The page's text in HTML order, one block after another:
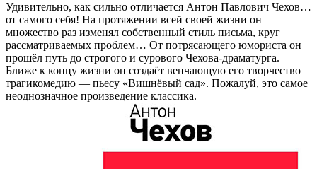
Удивительно, как сильно отличается Антон Павлович Чехов…
от самого себя! На протяжении всей своей жизни он
множество раз изменял собственный стиль письма, круг
рассматриваемых проблем… От потрясающего юмориста он
прошёл путь до строгого и сурового Чехова-драматурга.
Ближе к концу жизни он создаёт венчающую его творчество
трагикомедию — пьесу «Вишнёвый сад». Пожалуй, это самое
неоднозначное произведение классика.